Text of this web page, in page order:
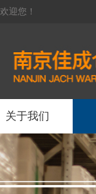
欢迎您！
关于我们